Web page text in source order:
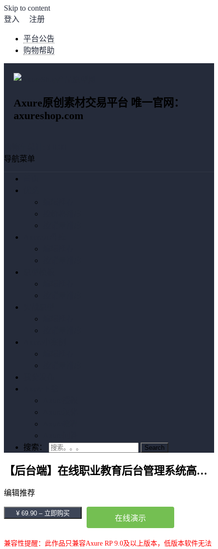
Skip to content
登入
注册
平台公告
购物帮助
Axure原创素材交易平台 唯一官网：
axureshop.com
导航菜单
搜索：
【后台端】在线职业教育后台管理系统高保真原型模版V1.1-Daisy
编辑推荐
¥ 69.90 – 立即购买
在线演示
兼容性提醒：此作品只兼容Axure RP 9.0及以上版本，低版本软件无法